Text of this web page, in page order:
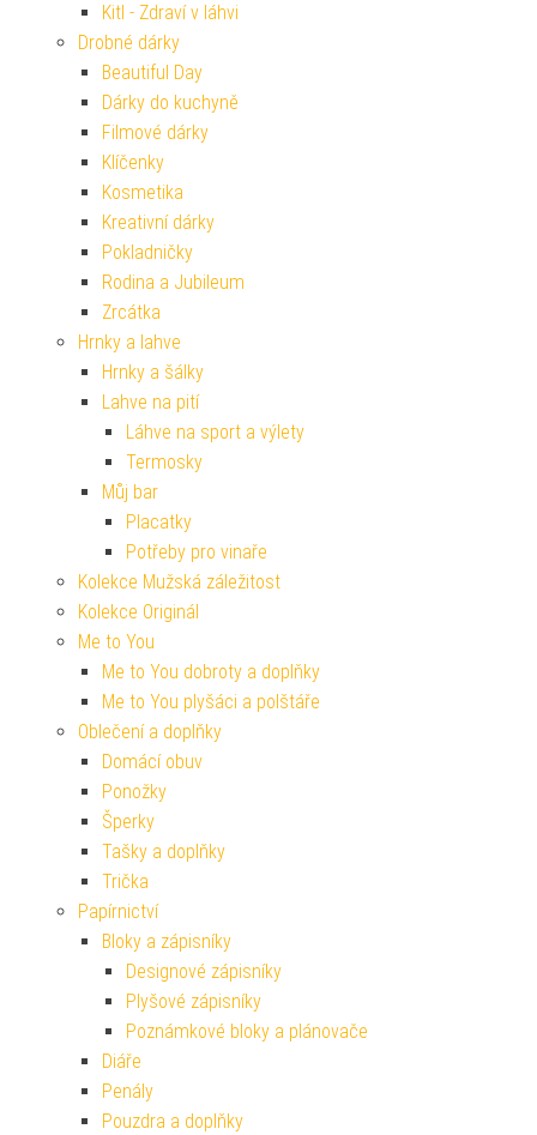
Kitl - Zdraví v láhvi
Drobné dárky
Beautiful Day
Dárky do kuchyně
Filmové dárky
Klíčenky
Kosmetika
Kreativní dárky
Pokladničky
Rodina a Jubileum
Zrcátka
Hrnky a lahve
Hrnky a šálky
Lahve na pití
Láhve na sport a výlety
Termosky
Můj bar
Placatky
Potřeby pro vinaře
Kolekce Mužská záležitost
Kolekce Originál
Me to You
Me to You dobroty a doplňky
Me to You plyšáci a polštáře
Oblečení a doplňky
Domácí obuv
Ponožky
Šperky
Tašky a doplňky
Trička
Papírnictví
Bloky a zápisníky
Designové zápisníky
Plyšové zápisníky
Poznámkové bloky a plánovače
Diáře
Penály
Pouzdra a doplňky